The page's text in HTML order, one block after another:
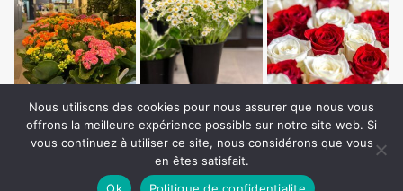
Nous utilisons des cookies pour nous assurer que nous vous
offrons la meilleure expérience possible sur notre site web. Si
vous continuez à utiliser ce site, nous considérons que vous
en êtes satisfait.
Ok
Politique de confidentialite